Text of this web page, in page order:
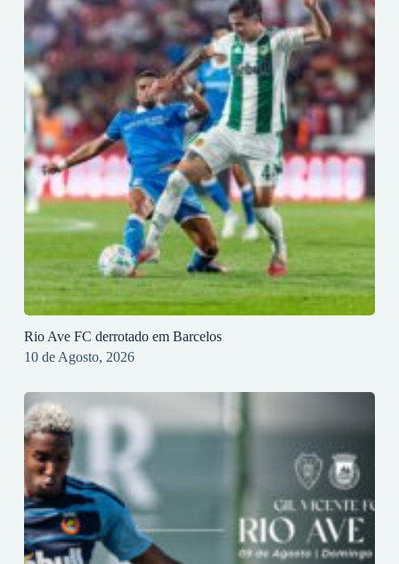
Rio Ave FC derrotado em Barcelos
10 de Agosto, 2026